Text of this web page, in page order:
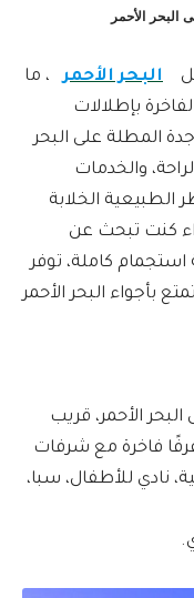
البحر الأحمر
البحر الأحمر
، ما
بإطلالات
المطلة على البحر
والخدمات
الطبيعية الخلابة
كنت تبحث عن
استجمام كاملة، توفر
بأجواء البحر الأحمر
الأحمر، قريب
فاخرة مع شرفات
نادي للأطفال، سبا،